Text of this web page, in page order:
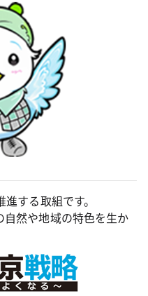
進する取組です。
然や地域の特色を生か